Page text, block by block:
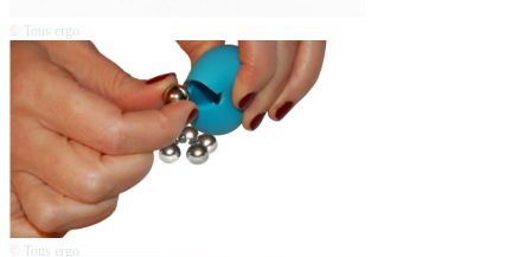
© Tous ergo
© Tous ergo